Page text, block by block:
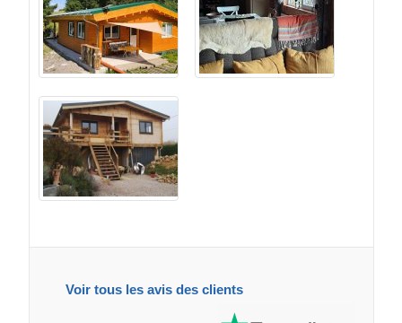
Voir tous les avis des clients